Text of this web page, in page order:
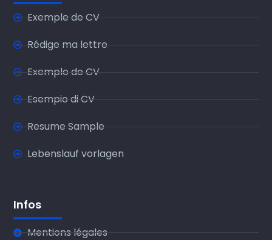
Exemple de CV
Rédige ma lettre
Exemplo de CV
Esempio di CV
Resume Sample
Lebenslauf vorlagen
Infos
Mentions légales